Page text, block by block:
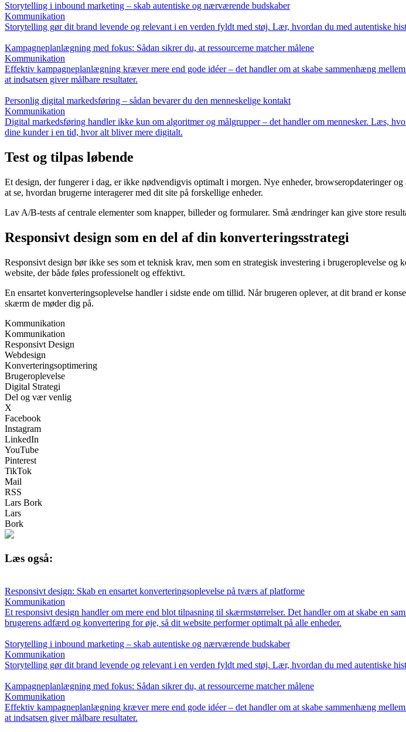
Storytelling i inbound marketing – skab autentiske og nærværende budskaber
Kommunikation
Storytelling gør dit brand levende og relevant i en verden fyldt med støj. Lær, hvordan du med autentiske
Kampagneplanlægning med fokus: Sådan sikrer du, at ressourcerne matcher målene
Kommunikation
Effektiv kampagneplanlægning kræver mere end gode idéer – det handler om at skabe sammenhæng
at indsatsen giver målbare resultater.
Personlig digital markedsføring – sådan bevarer du den menneskelige kontakt
Kommunikation
Digital markedsføring handler ikke kun om algoritmer og målgrupper – det handler om mennesker. Læs,
dine kunder i en tid, hvor alt bliver mere digitalt.
Test og tilpas løbende
Et design, der fungerer i dag, er ikke nødvendigvis optimalt i morgen. Nye enheder,
at se, hvordan brugerne interagerer med dit site på forskellige enheder.
Lav A/B-tests af centrale elementer som knapper, billeder og formularer. Små ændringer kan give store
Responsivt design som en del af din konverteringsstrategi
Responsivt design bør ikke ses som et teknisk krav, men som en strategisk investering i brugeroplevelse
website, der både føles professionelt og effektivt.
En ensartet konverteringsoplevelse handler i sidste ende om tillid. Når brugeren oplever, at dit brand er
skærm de møder dig på.
Kommunikation
Kommunikation
Responsivt Design
Webdesign
Konverteringsoptimering
Brugeroplevelse
Digital Strategi
Del og vær venlig
X
Facebook
Instagram
LinkedIn
YouTube
Pinterest
TikTok
Mail
RSS
Lars Bork
Lars
Bork
Læs også:
Responsivt design: Skab en ensartet konverteringsoplevelse på tværs af platforme
Kommunikation
Et responsivt design handler om mere end blot tilpasning til skærmstørrelser. Det handler om at skabe en
brugerens adfærd og konvertering for øje, så dit website performer optimalt på alle enheder.
Storytelling i inbound marketing – skab autentiske og nærværende budskaber
Kommunikation
Storytelling gør dit brand levende og relevant i en verden fyldt med støj. Lær, hvordan du med autentiske
Kampagneplanlægning med fokus: Sådan sikrer du, at ressourcerne matcher målene
Kommunikation
Effektiv kampagneplanlægning kræver mere end gode idéer – det handler om at skabe sammenhæng
at indsatsen giver målbare resultater.